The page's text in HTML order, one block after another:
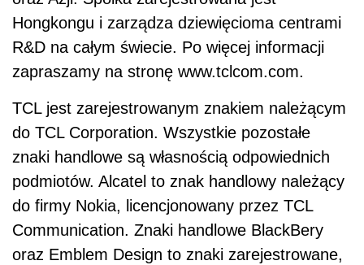
Hongkongu i zarządza dziewięcioma centrami
R&D na całym świecie. Po więcej informacji
zapraszamy na stronę www.tclcom.com.
TCL jest zarejestrowanym znakiem należącym
do TCL Corporation. Wszystkie pozostałe
znaki handlowe są własnością odpowiednich
podmiotów. Alcatel to znak handlowy należący
do firmy Nokia, licencjonowany przez TCL
Communication. Znaki handlowe BlackBery
oraz Emblem Design to znaki zarejestrowane,